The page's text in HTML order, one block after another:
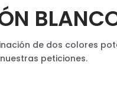
de dos colores
peticiones.